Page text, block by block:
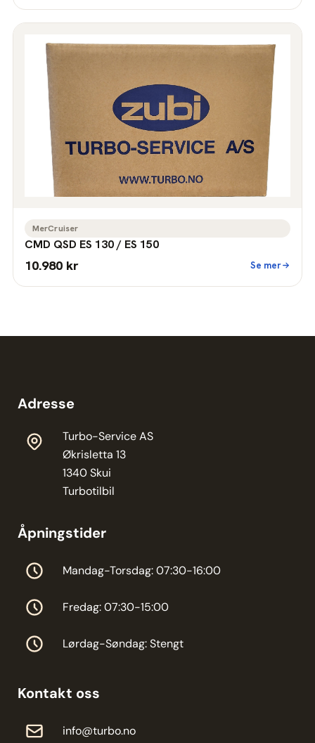
MerCruiser
CMD QSD ES 130 / ES 150
10.980 kr Se mer
Adresse
Turbo-Service AS
Økrisletta 13
1340 Skui
Turbotilbil
Åpningstider
Mandag-Torsdag: 07:30-16:00
Fredag: 07:30-15:00
Lørdag-Søndag: Stengt
Kontakt oss
info@turbo.no